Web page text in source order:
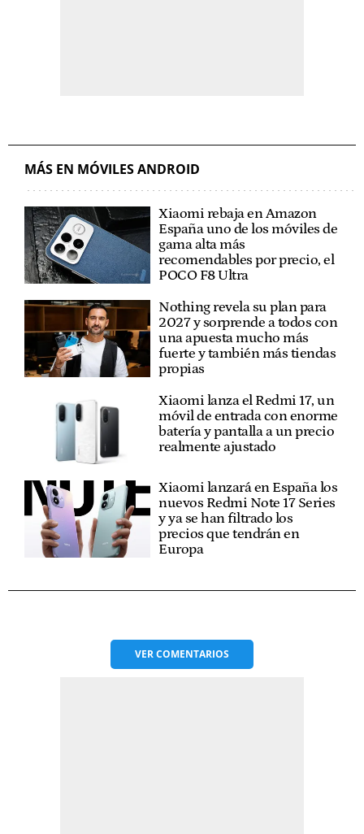
MÁS EN MÓVILES ANDROID
Xiaomi rebaja en Amazon
España uno de los móviles de
gama alta más
recomendables por precio, el
POCO F8 Ultra
Nothing revela su plan para
2027 y sorprende a todos con
una apuesta mucho más
fuerte y también más tiendas
propias
Xiaomi lanza el Redmi 17, un
móvil de entrada con enorme
batería y pantalla a un precio
realmente ajustado
Xiaomi lanzará en España los
nuevos Redmi Note 17 Series
y ya se han filtrado los
precios que tendrán en
Europa
VERCOMENTARIOS